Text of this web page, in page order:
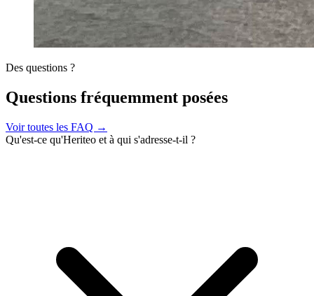
Des questions ?
Questions fréquemment posées
Voir toutes les FAQ →
Qu'est-ce qu'Heriteo et à qui s'adresse-t-il ?